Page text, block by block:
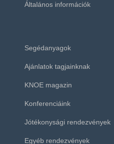
Általános információk
Segédanyagok
Ajánlatok tagjainknak
KNOE magazin
Konferenciáink
Jótékonysági rendezvények
Egyéb rendezvények